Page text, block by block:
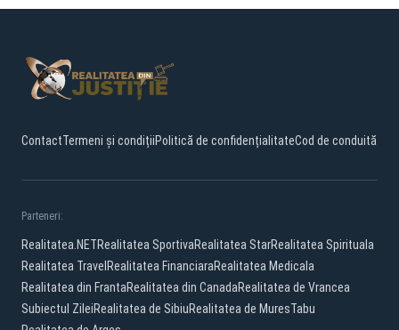
ContactTermeni și condițiiPolitică de confidențialitateCod de conduită
Parteneri:
Realitatea.NETRealitatea SportivaRealitatea StarRealitatea Spirituala
Realitatea Travel Realitatea FinanciaraRealitatea Medicala
Realitatea din FrantaRealitatea din CanadaRealitatea de Vrancea
Subiectul ZileiRealitatea de SibiuRealitatea de MuresTabu